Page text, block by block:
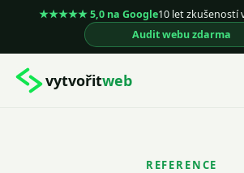
★★★★★ 5,0 na Google10 let zkušeností
Audit webu zdarma
vytvořitweb
REFERENCE